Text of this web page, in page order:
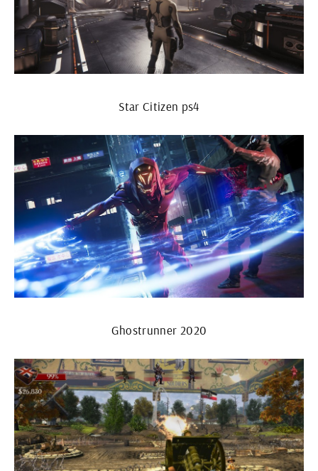
Star Citizen ps4
Ghostrunner 2020